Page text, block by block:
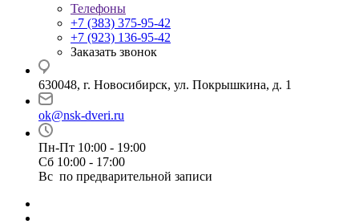
Телефоны
+7 (383) 375-95-42
+7 (923) 136-95-42
Заказать звонок
630048, г. Новосибирск, ул. Покрышкина, д. 1
ok@nsk-dveri.ru
Пн-Пт 10:00 - 19:00
Сб 10:00 - 17:00
Вс по предварительной записи